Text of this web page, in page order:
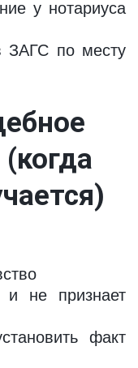
у нотариуса
ЗАГС по месту
и не признает
факт